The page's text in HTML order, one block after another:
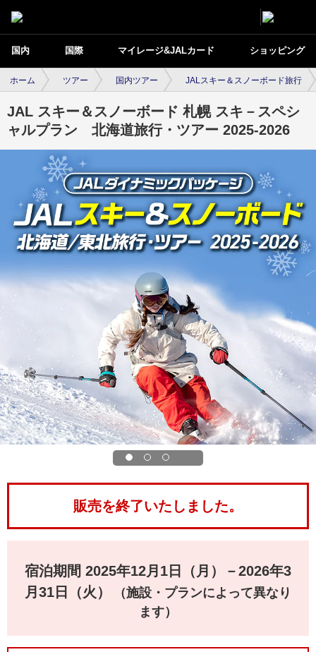
国内 国際 マイレージ&JALカード ショッピング
ホーム ツアー 国内ツアー JALスキー＆スノーボード旅行
JAL スキー＆スノーボード 札幌 スキ－スペシ
ャルプラン 北海道旅行・ツアー 2025-2026
販売を終了いたしました。
宿泊期間 2025年12月1日（月）－2026年3
月31日（火）
（施設・プランによって異なり
ます）